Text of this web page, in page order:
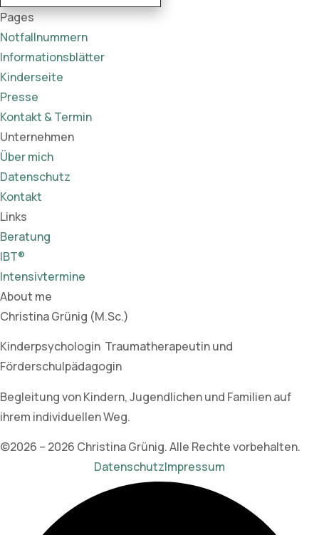
Pages
Notfallnummern
Informationsblätter
Kinderseite
Presse
Kontakt & Termin
Unternehmen
Über mich
Datenschutz
Kontakt
Links
Beratung
IBT®
Intensivtermine
About me
Christina Grünig (M.Sc.)
Kinderpsychologin Traumatherapeutin und
Förderschulpädagogin
Begleitung von Kindern, Jugendlichen und Familien auf
ihrem individuellen Weg.
©2026 – 2026 Christina Grünig. Alle Rechte vorbehalten.
DatenschutzImpressum